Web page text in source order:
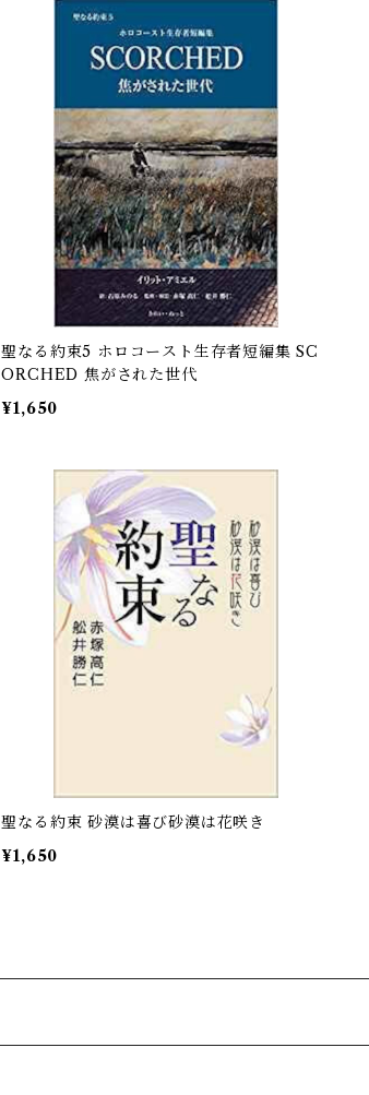
聖なる約束5 ホロコースト生存者短編集 SC
ORCHED 焦がされた世代
¥1,650
聖なる約束 砂漠は喜び砂漠は花咲き
¥1,650